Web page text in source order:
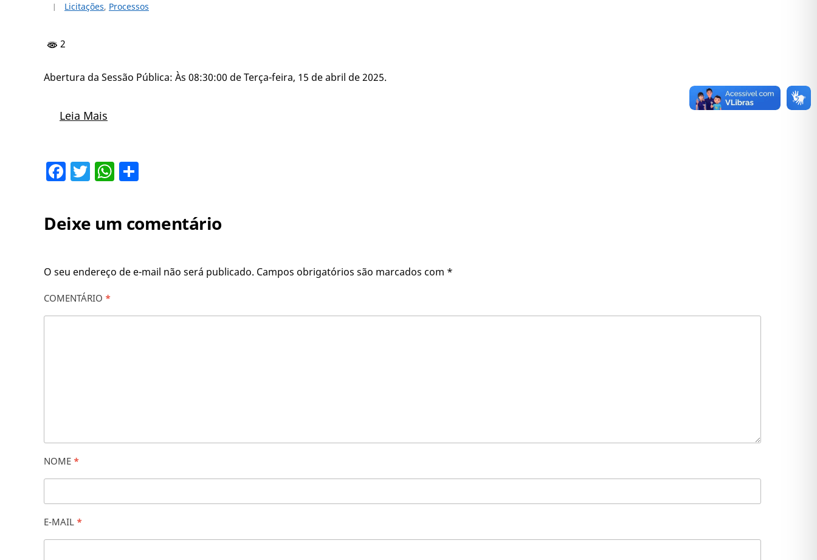
Licitações, Processos
2
Abertura da Sessão Pública: Às 08:30:00 de Terça-feira, 15 de abril de 2025.
Leia Mais
Facebook
TwitterWhatsApp
Deixe um comentário
O seu endereço de e-mail não será publicado. Campos obrigatórios são marcados com *
COMENTÁRIO *
NOME *
E-MAIL *